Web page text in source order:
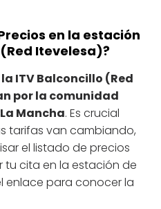
en la estación
Itevelesa)?
ITV Balconcillo (Red
por la comunidad
Mancha. Es crucial
tarifas van cambiando,
el listado de precios
tu cita en la estación de
enlace para conocer la